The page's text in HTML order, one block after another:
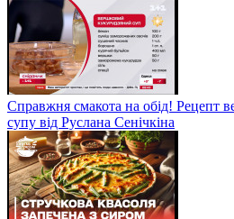
Справжня смакота на обід! Рецепт
супу від Руслана Сенічкіна